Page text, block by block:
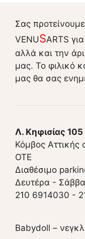
Σας
VENUSARTS
αλλά και την
μας. Το φιλικό
μας θα σας
Λ. Κηφισίας
Κόμβος Αττικής
ΟΤΕ
Διαθέσιμο
Δευτέρα -
210 6914030 -
Babydoll –